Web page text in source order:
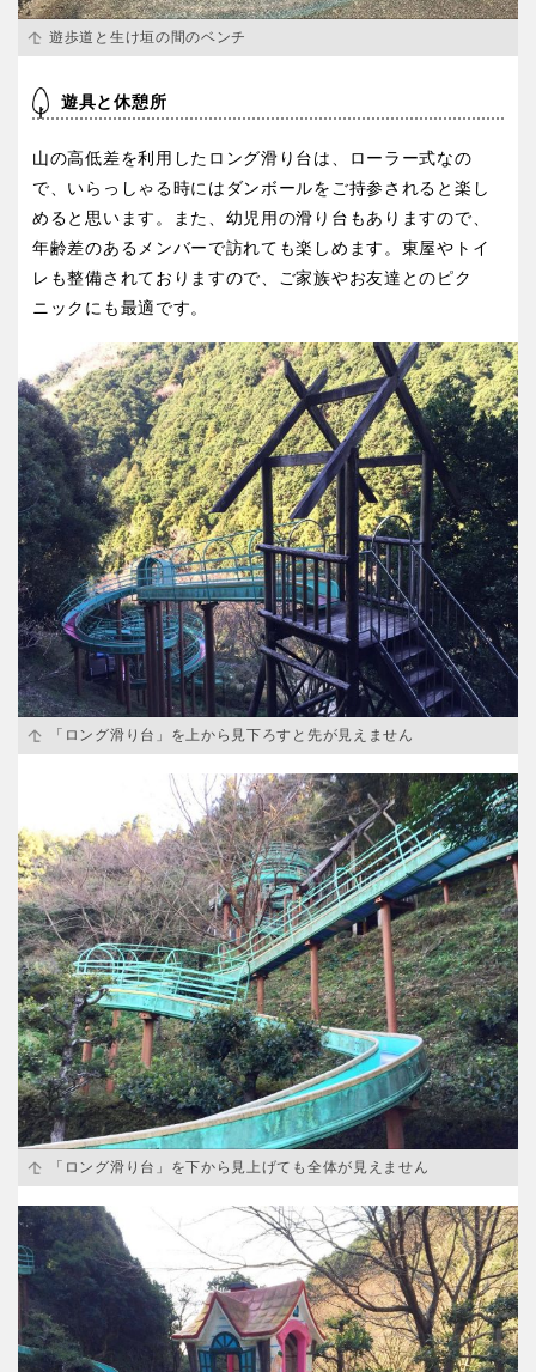
遊歩道と生け垣の間のベンチ
遊具と休憩所
山の高低差を利用したロング滑り台は、ローラー式なの
で、いらっしゃる時にはダンボールをご持参されると楽し
めると思います。また、幼児用の滑り台もありますので、
年齢差のあるメンバーで訪れても楽しめます。東屋やトイ
レも整備されておりますので、ご家族やお友達とのピク
ニックにも最適です。
「ロング滑り台」を上から見下ろすと先が見えません
「ロング滑り台」を下から見上げても全体が見えません